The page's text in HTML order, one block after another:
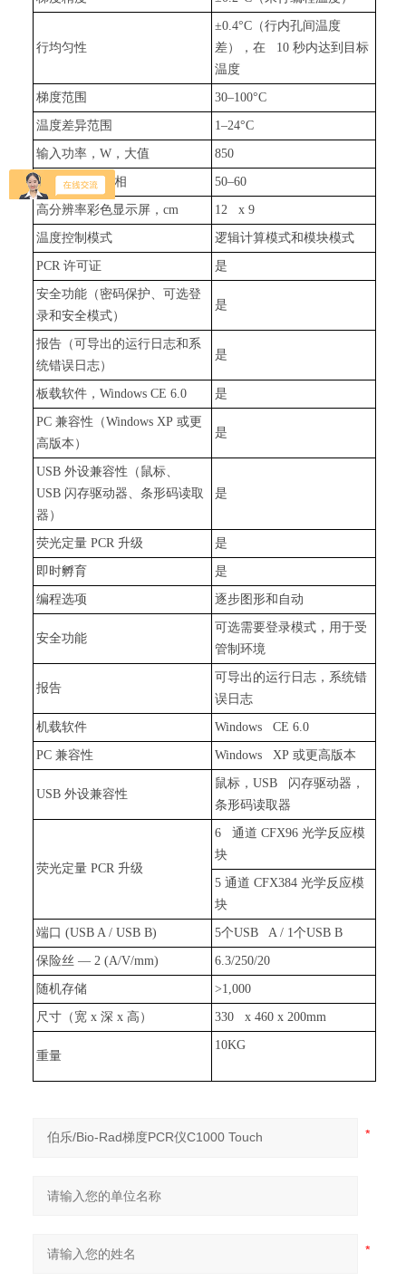
行均匀性
±0.4°C（行内孔间温度
差），在 10 秒内达到目标
温度
梯度范围 30–100°C
温度差异范围 1–24°C
输入功率，W，大值 850
频率，Hz，单相 50–60
高分辨率彩色显示屏，cm 12 x 9
温度控制模式 逻辑计算模式和模块模式
PCR 许可证 是
安全功能（密码保护、可选登
录和安全模式）
是
报告（可导出的运行日志和系
统错误日志）
是
板载软件，Windows CE 6.0 是
PC 兼容性（Windows XP 或更
高版本）
是
USB 外设兼容性（鼠标、
USB 闪存驱动器、条形码读取
器）
是
荧光定量 PCR 升级 是
即时孵育 是
编程选项 逐步图形和自动
安全功能
可选需要登录模式，用于受
管制环境
报告
可导出的运行日志，系统错
误日志
机载软件 Windows CE 6.0
PC 兼容性 Windows XP 或更高版本
USB 外设兼容性
鼠标，USB 闪存驱动器，
条形码读取器
荧光定量 PCR 升级
6 通道 CFX96 光学反应模
块
5 通道 CFX384 光学反应模
块
端口 (USB A / USB B) 5个USB A / 1个USB B
保险丝 — 2 (A/V/mm) 6.3/250/20
随机存储 >1,000
尺寸（宽 x 深 x 高） 330 x 460 x 200mm
重量
10KG